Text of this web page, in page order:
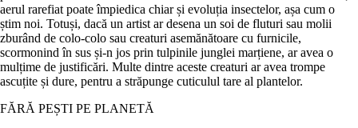
aerul rarefiat poate împiedica chiar și evoluția insectelor, așa cum o
știm noi. Totuși, dacă un artist ar desena un soi de fluturi sau molii
zburând de colo-colo sau creaturi asemănătoare cu furnicile,
scormonind în sus și-n jos prin tulpinile junglei marțiene, ar avea o
mulțime de justificări. Multe dintre aceste creaturi ar avea trompe
ascuțite și dure, pentru a străpunge cuticulul tare al plantelor.
FĂRĂ PEȘTI PE PLANETĂ